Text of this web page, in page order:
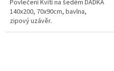
Povlečení Kvítí na šedém DADKA
140x200, 70x90cm, bavlna,
zipový uzávěr.